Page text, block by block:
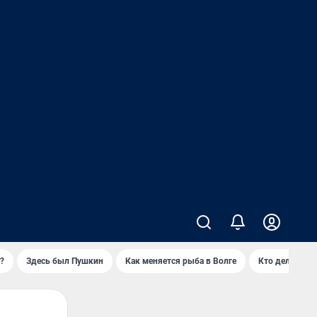
Здесь был Пушкин Как меняется рыба в Волге Кто делает